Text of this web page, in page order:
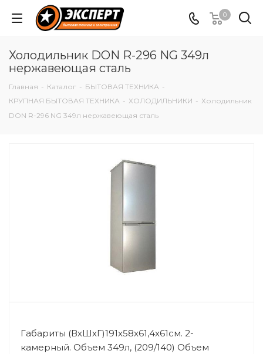
0
Холодильник DON R-296 NG 349л
нержавеющая сталь
Главная - Каталог - БЫТОВАЯ ТЕХНИКА -
КРУПНАЯ БЫТОВАЯ ТЕХНИКА - ХОЛОДИЛЬНИКИ - Холодильник
DON R-296 NG 349л нержавеющая сталь
Габариты (ВхШхГ)191х58х61,4х61см. 2-
камерный. Объем 349л, (209/140) Объем